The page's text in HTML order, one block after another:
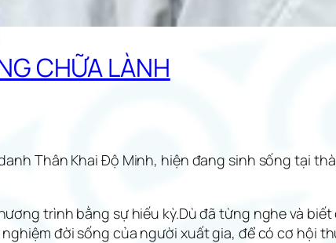
CHỮA LÀNH
Thân Khai Độ Minh, hiện đang sinh sống tại
trình bằng sự hiếu kỳ.Dù đã từng nghe và
đời sống của người xuất gia, để có cơ hội